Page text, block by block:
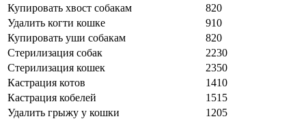
Купировать хвост собакам
820
Удалить когти кошке
910
Купировать уши собакам
820
Стерилизация собак
2230
Стерилизация кошек
2350
Кастрация котов
1410
Кастрация кобелей
1515
Удалить грыжу у кошки
1205